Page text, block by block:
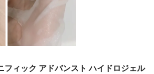
フィック アドバンスト ハイドロジェル